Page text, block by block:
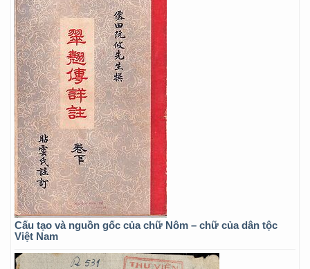
Cấu tạo và nguồn gốc của chữ Nôm – chữ của dân tộc
Việt Nam